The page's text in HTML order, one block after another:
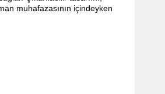
muhafazasının içindeyken